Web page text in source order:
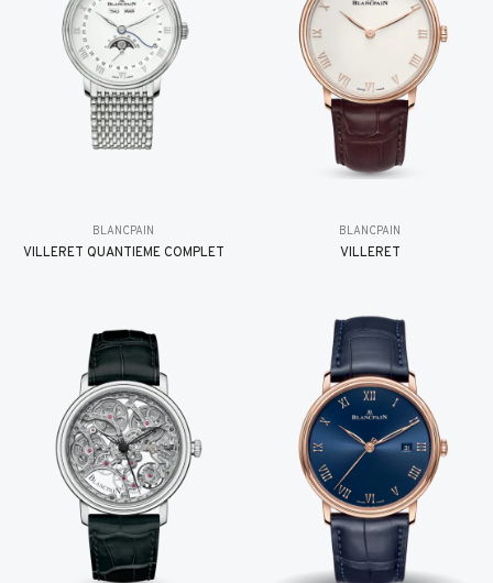
BLANCPAIN
VILLERET QUANTIÈME COMPLET
BLANCPAIN
VILLERET